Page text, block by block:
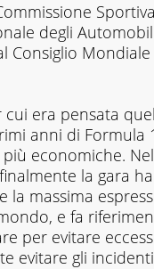
degli
Consiglio
era pensata
anni di
economiche.
la gara
la massima
e fa
per evitare
evitare gli